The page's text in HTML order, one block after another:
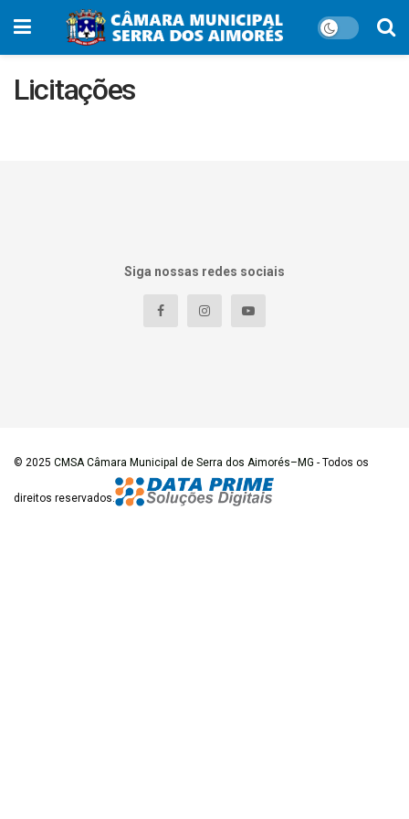
Licitações
Siga nossas redes sociais
© 2025 CMSA Câmara Municipal de Serra dos Aimorés–MG - Todos os
direitos reservados.